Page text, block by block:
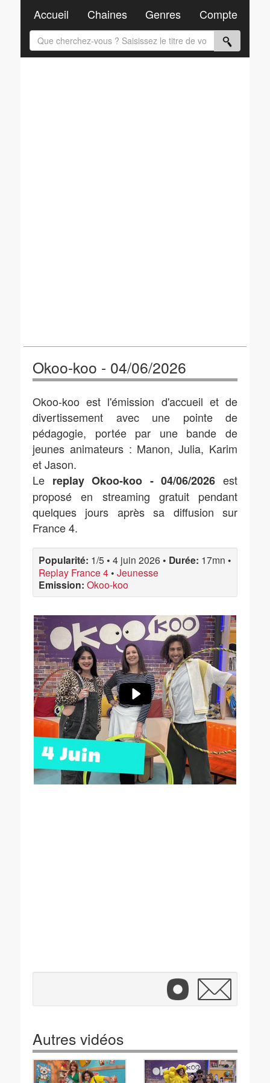
Okoo-koo - 04/06/2026
Okoo-koo est l'émission d'accueil et de
divertissement avec une pointe de
pédagogie, portée par une bande de
jeunes animateurs : Manon, Julia, Karim
et Jason.
Le replay Okoo-koo - 04/06/2026 est
proposé en streaming gratuit pendant
quelques jours après sa diffusion sur
France 4.
Popularité: 1/5 • 4 juin 2026 • Durée: 17mn •
Replay France 4 • Jeunesse
Emission: Okoo-koo
Autres vidéos
Accueil Chaines Genres Compte